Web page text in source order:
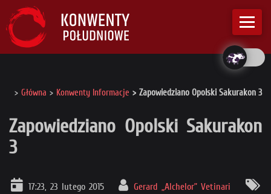
Główna Konwenty Informacje Zapowiedziano Opolski Sakurakon 3
Zapowiedziano Opolski Sakurakon
3
17:23, 23 lutego 2015
Gerard „Alchelor” Vetinari